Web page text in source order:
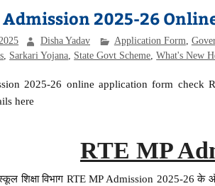
Admission 2025-26
Disha Yadav Application Form,
, Sarkari Yojana, State Govt Scheme,What's New
2025-26 online application form check
here
RTE MP
शिक्षा विभाग RTE MP Admission 2025-26